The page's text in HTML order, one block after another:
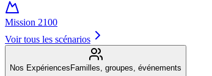
Mission 2100
Voir tous les scénarios
Nos Expériences Familles, groupes, événements